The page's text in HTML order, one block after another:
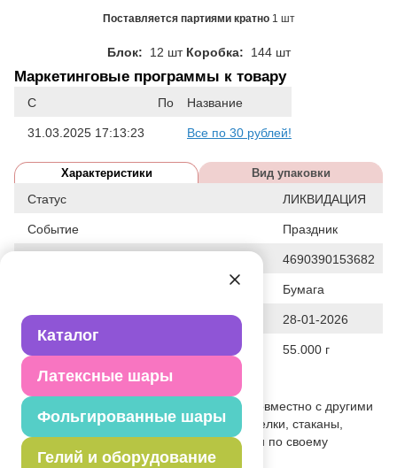
Каталог
Латексные шары
Фольгированные шары
Гелий и оборудование
Поставляется партиями кратно 1 шт
Блок: 12 шт Коробка: 144 шт
Маркетинговые программы к товару
С По Название
31.03.2025 17:13:23 Все по 30 рублей!
Характеристики Вид упаковки
Статус ЛИКВИДАЦИЯ
Событие Праздник
4690390153682
Бумага
Дата последнего изменения элемента 28-01-2026
55.000 г
Описание товара
Двухслойная салфетка, используется совместно с другими
элементами коллекции по дизайну (тарелки, стаканы,
приборы и т.п.) как украшение стола или по своему
непосредственному назначению.